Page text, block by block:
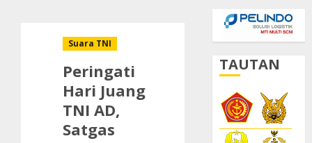
Suara TNI
Peringati
Hari Juang
TNI AD,
Satgas
TAUTAN